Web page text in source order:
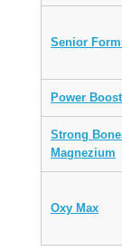
Senior
Power
Strong
Magnezium
Oxy Max